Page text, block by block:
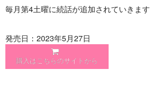
毎月第4土曜に続話が追加されていきま
発売日：2023年5月27日
購入はこちらのサイトから